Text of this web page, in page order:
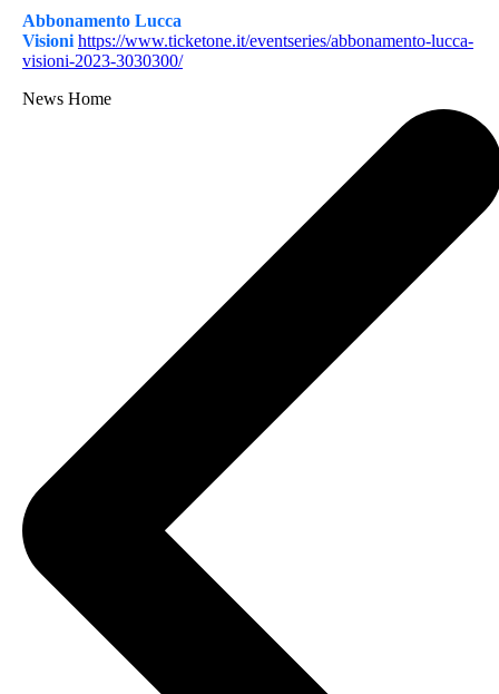
Abbonamento Lucca
Visioni https://www.ticketone.it/eventseries/abbonamento-lucca-
visioni-2023-3030300/
News Home